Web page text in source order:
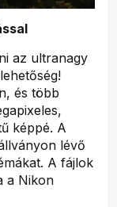
az ultranagy
és több
képpé. A
lévő
A fájlok
a Nikon